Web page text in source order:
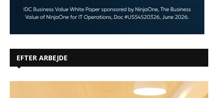
EFTER ARBEJDE